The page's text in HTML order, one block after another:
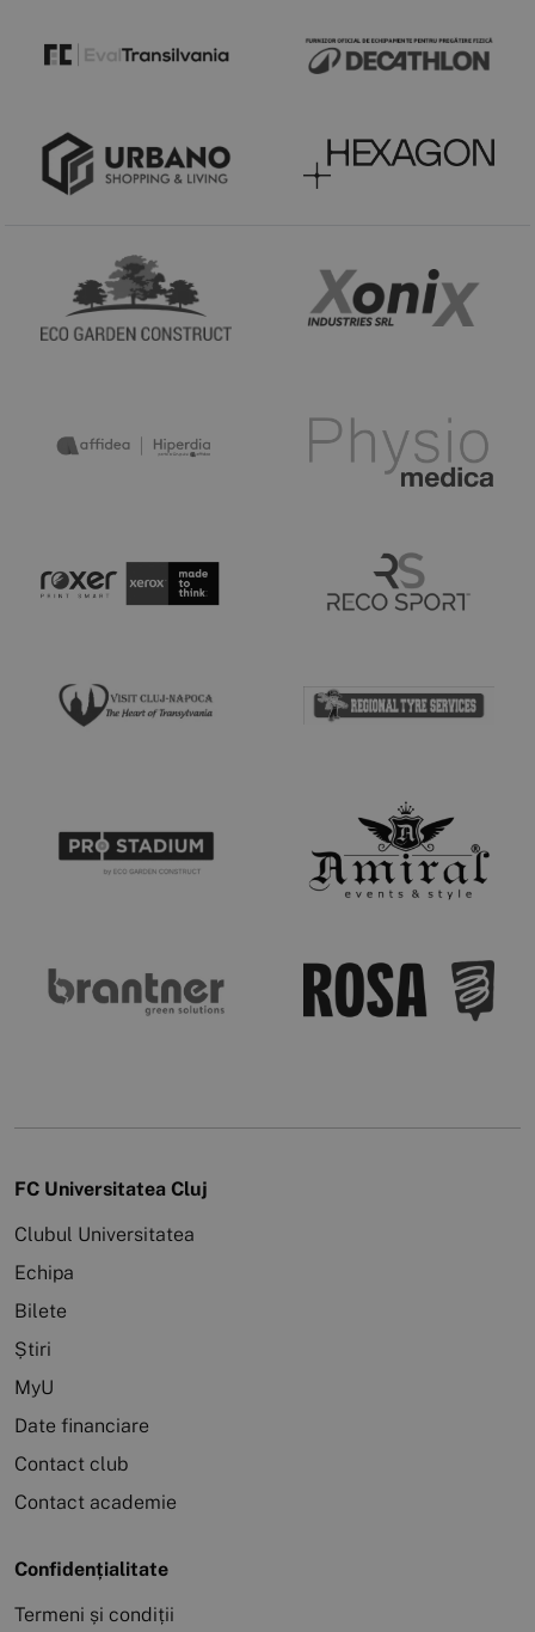
FC Universitatea Cluj
Clubul Universitatea
Echipa
Bilete
Știri
MyU
Date financiare
Contact club
Contact academie
Confidențialitate
Termeni și condiții